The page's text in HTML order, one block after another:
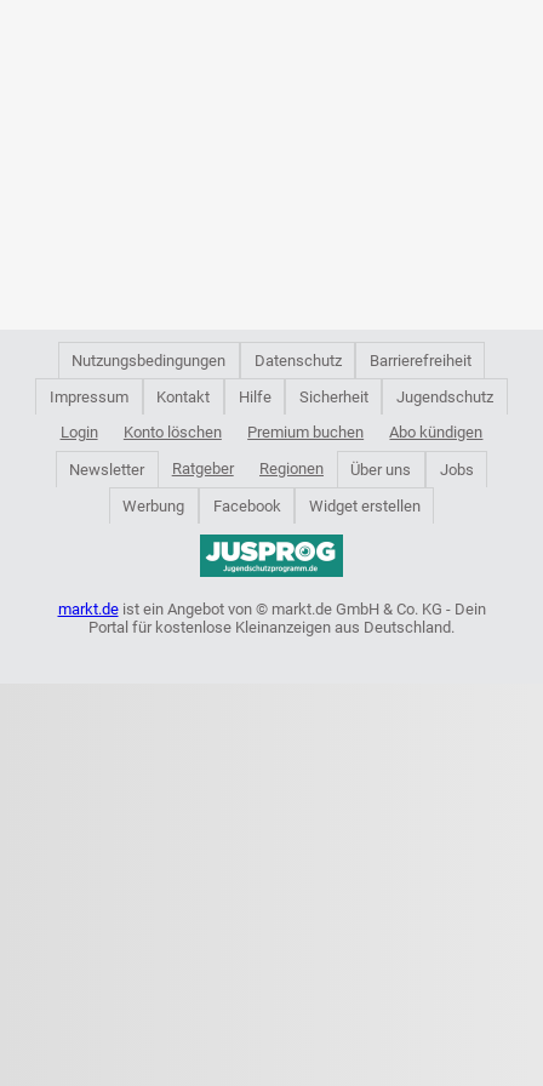
Nutzungsbedingungen Datenschutz
Barrierefreiheit
Impressum
Kontakt Hilfe Sicherheit
Jugendschutz
Login
Konto löschen Premium buchen Abo kündigen
Newsletter Ratgeber Regionen Über uns
Jobs
Werbung
Facebook Widget erstellen
markt.deist ein Angebot von © markt.de GmbH & Co. KG - Dein
Portal für kostenlose Kleinanzeigen aus Deutschland.